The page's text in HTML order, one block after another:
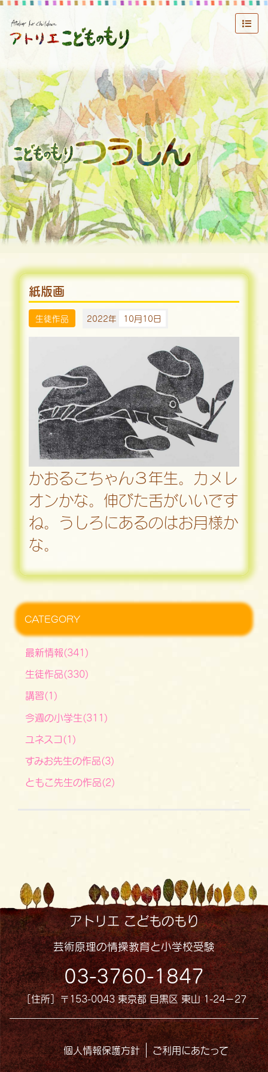
紙版画
生徒作品 2022年 10月10日
かおるこちゃん３年生。カメレ
オンかな。伸びた舌がいいです
ね。うしろにあるのはお月様か
な。
CATEGORY
最新情報(341)
生徒作品(330)
講習(1)
今週の小学生(311)
ユネスコ(1)
すみお先生の作品(3)
ともこ先生の作品(2)
アトリエ こどものもり
芸術原理の情操教育と小学校受験
03-3760-1847
［住所］〒153-0043 東京都 目黒区 東山 1-24−27
個人情報保護方針 ご利用にあたって